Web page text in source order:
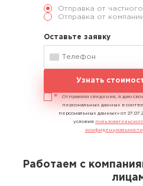
Отправка от
Отправка от
Оставьте заявку
Узнать
Отправляя сведения, я даю
персональных данных в
персональных данных» от
условия
конфиденциальности
Работаем с